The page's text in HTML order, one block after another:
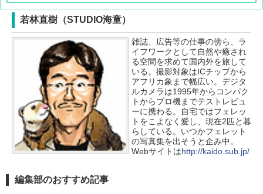
[キャンパーズコレクション 山善] ポップアッ
プテント 傘みたいに広げて畳める パッとサ
ッとサンシェード キューブ フルクローズ メ
ッシュ 簡単設置 ワンタッチテント キャンプ
&ハイキング カーキ PATC-150(KH)
￥6,830
PYKES PEAK (パイクスピーク) 着替えテン
ト プライバシー テント 【中が透けない】 1
人用 折りたたみ 防災グッズ 災害用トイレ ビ
易 トイレテント (ブラック)
GRANDOOR ステンレス保冷剤 2個セット 2
026リニューアル 急速冷凍 空間倍増 衛生的
コンパクト 保冷力長持ち
￥2,980
BUNDOK(バンドック)ソロ ドーム 1 EX BDK
-08EX カーキ ソロキャンプ ポリエステル フ
レーム ドーム型 テント
若林直樹（STUDIO海童）
雑誌、広告等の仕事の傍ら、ラ
イフワークとして自然や癒され
る空間を求めて国内外を旅して
いる。撮影対象はICチップから
アフリカ象まで幅広い。デジタ
ルカメラは1995年からコンパク
トからプロ機までテストレビュ
ーに携わる。自宅ではフェレッ
トをこよなく愛し、現在2匹と暮
らしている。いつかフェレット
の写真集を出そうと企み中。
Webサイトはhttp://kaido.sub.jp/
編集部のおすすめ記事